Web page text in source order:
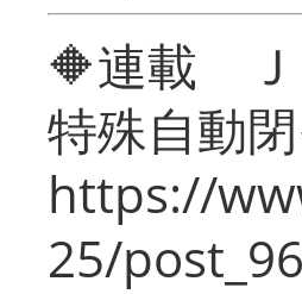
🔶連載 Ｊ
特殊自動
https://
25/